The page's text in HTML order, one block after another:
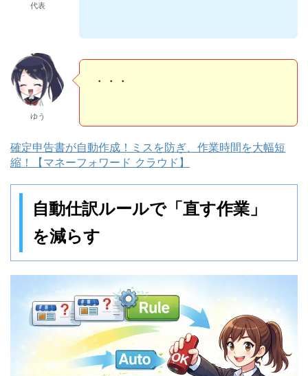
代表
ゆう
・・・
確定申告書が自動作成！ミスを防ぎ、作業時間を大幅短
縮！【マネーフォワード クラウド】
自動仕訳ルールで「直す作業」
を減らす